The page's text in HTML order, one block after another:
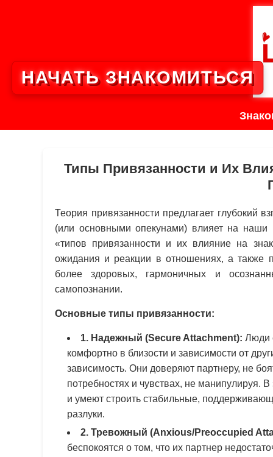
Типы Привязанности и Их
Теория привязанности предлагает глубокий
(или основными опекунами) влияет на
«типов привязанности и их влияние на
ожидания и реакции в отношениях, а также
более здоровых, гармоничных и
самопознании.
Основные типы привязанности:
1. Надежный (Secure Attachment): Люди
комфортно в близости и зависимости от
зависимость. Они доверяют партнеру, не
потребностях и чувствах, не манипулируя.
и умеют строить стабильные,
разлуки.
2. Тревожный (Anxious/Preoccupied
беспокоятся о том, что их партнер
НАЧАТЬ ЗНАКОМИТЬСЯ